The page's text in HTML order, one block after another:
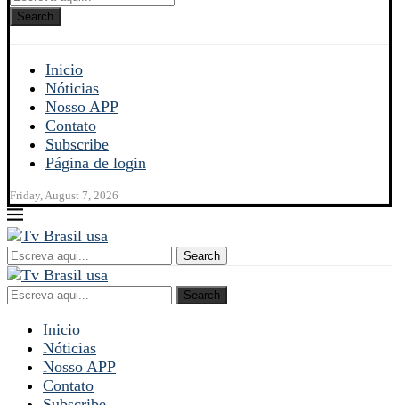
Search
Inicio
Nóticias
Nosso APP
Contato
Subscribe
Página de login
Friday, August 7, 2026
Search
Search
Inicio
Nóticias
Nosso APP
Contato